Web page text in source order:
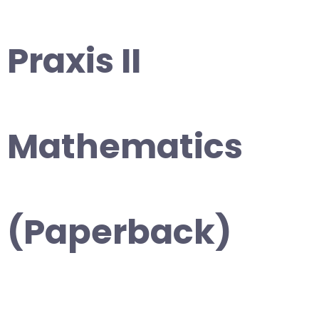
Praxis II
Mathematics
(Paperback)